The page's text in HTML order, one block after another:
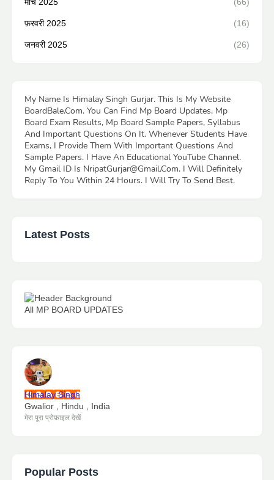
फ़रवरी 2025 (16)
जनवरी 2025 (26)
My Name Is Himalay Singh Gurjar. This Is My Website
BoardBale.Com. You Can Find Mp Board Updates, Mp
Board Exam Results, Mp Board Sample Papers, Syllabus
And Important Questions On It. Whenever Students Have
Exams, I Provide Them With Important Questions And
Sample Papers. I Have An Educational YouTube Channel.
My Gmail ID Is NripatGurjar@Gmail.Com. I Will Definitely
Reply To You Within 24 Hours. I Will Try To Send Best.
Latest Posts
All MP BOARD UPDATES
Himalay Singh
Gwalior , Hindu , India
मेरा पूरा प्रोफ़ाइल देखें
Popular Posts